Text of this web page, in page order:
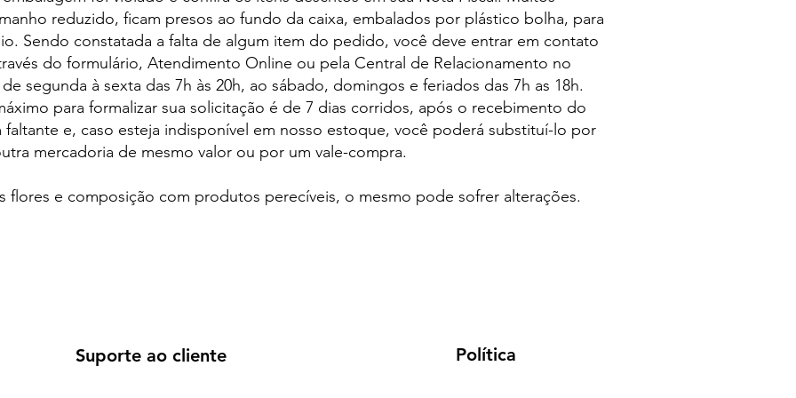
reduzido, ficam presos ao fundo da caixa, embalados por plástico bolha, para
Sendo constatada a falta de algum item do pedido, você deve entrar em contato
do formulário, Atendimento Online ou pela Central de Relacionamento no
de segunda à sexta das 7h às 20h, ao sábado, domingos e feriados das 7h as 18h.
para formalizar sua solicitação é de 7 dias corridos, após o recebimento do
e, caso esteja indisponível em nosso estoque, você poderá substituí-lo por
mercadoria de mesmo valor ou por um vale-compra.
flores e composição com produtos perecíveis, o mesmo pode sofrer alterações.
Suporte ao cliente Política